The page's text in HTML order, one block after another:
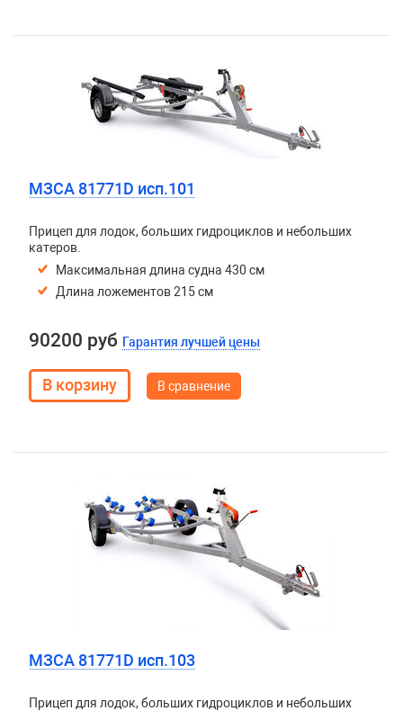
МЗСА 81771D исп.101
Прицеп для лодок, больших гидроциклов и небольших
катеров.
Максимальная длина судна 430 см
Длина ложементов 215 см
90200 руб Гарантия лучшей цены
В сравнение
МЗСА 81771D исп.103
Прицеп для лодок, больших гидроциклов и небольших